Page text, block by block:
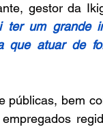
gestor da
ter um grande
que atuar de
públicas, bem